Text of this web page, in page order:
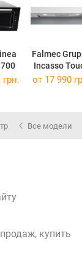
Falmec
Incasso
Vision 70/
грн. от 17 990
Все модели
купить